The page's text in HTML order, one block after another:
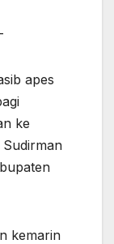
apes
ke
kemarin